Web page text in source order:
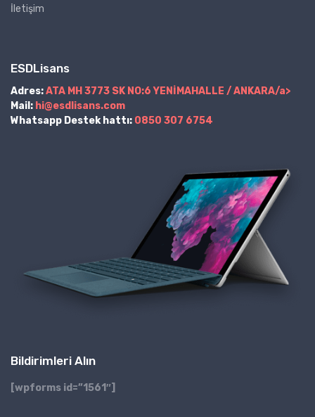
İletişim
ESDLisans
Adres:ATA MH 3773 SK NO:6 YENİMAHALLE / ANKARA/a>
Mail: hi@esdlisans.com
Whatsapp Destek hattı: 0850 307 6754
Bildirimleri Alın
[wpforms id=”1561″]